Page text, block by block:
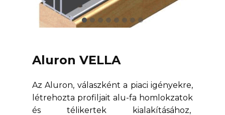
Aluron VELLA
Az Aluron, válaszként a piaci igényekre,
létrehozta profiljait alu-fa homlokzatok
és télikertek kialakításához,